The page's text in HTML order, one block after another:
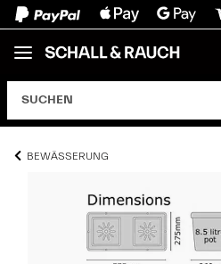
BEWÄSSERUNG